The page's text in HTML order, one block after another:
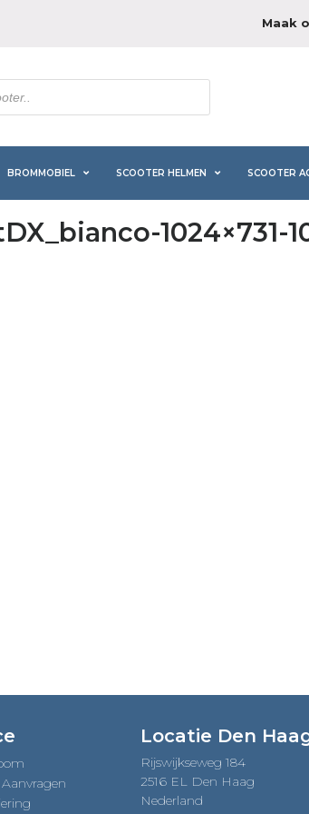
Maak
BROMMOBIEL SCOOTER HELMEN SCOOTER
1024×731-
Aanvragen
Locatie Den
Rijswijkseweg 184
2516 EL Den Haag
Nederland